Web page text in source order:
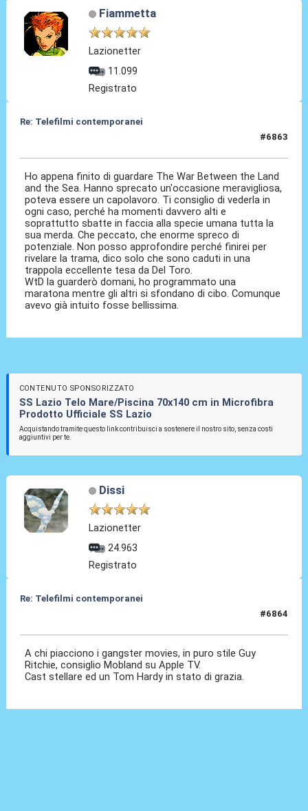
Fiammetta
Lazionetter
11.099
Registrato
Re: Telefilmi contemporanei
#6863
Ho appena finito di guardare The War Between the Land
and the Sea. Hanno sprecato un'occasione meravigliosa,
poteva essere un capolavoro. Ti consiglio di vederla in
ogni caso, perché ha momenti davvero alti e
soprattutto sbatte in faccia alla specie umana tutta la
sua merda. Che peccato, che enorme spreco di
potenziale. Non posso approfondire perché finirei per
rivelare la trama, dico solo che sono caduti in una
trappola eccellente tesa da Del Toro.
WtD la guarderò domani, ho programmato una
maratona mentre gli altri si sfondano di cibo. Comunque
avevo già intuito fosse bellissima.
CONTENUTO SPONSORIZZATO
SS Lazio Telo Mare/Piscina 70x140 cm in Microfibra
Prodotto Ufficiale SS Lazio
Acquistando tramite questo link contribuisci a sostenere il nostro sito, senza costi
aggiuntivi per te.
Dissi
Lazionetter
24.963
Registrato
Re: Telefilmi contemporanei
#6864
A chi piacciono i gangster movies, in puro stile Guy
Ritchie, consiglio Mobland su Apple TV.
Cast stellare ed un Tom Hardy in stato di grazia.